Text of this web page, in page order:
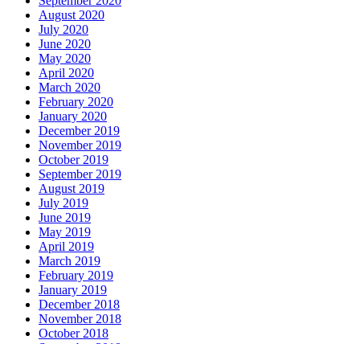
August 2020
July 2020
June 2020
May 2020
April 2020
March 2020
February 2020
January 2020
December 2019
November 2019
October 2019
September 2019
August 2019
July 2019
June 2019
May 2019
April 2019
March 2019
February 2019
January 2019
December 2018
November 2018
October 2018